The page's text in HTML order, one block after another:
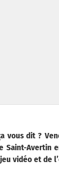
vous dit ?
Saint-Avertin
vidéo et de